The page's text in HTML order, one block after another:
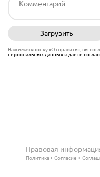
Загрузить
Нажимая кнопку «Отправить», вы
персональных данныхи даёте
Правовая
Политика Согласие